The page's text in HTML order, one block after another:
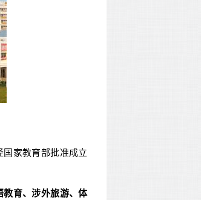
家教育部批准成立
育、涉外旅游、体